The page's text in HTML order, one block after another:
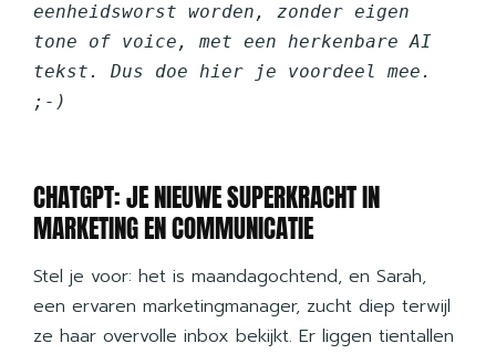
eenheidsworst worden, zonder eigen
tone of voice, met een herkenbare AI
tekst. Dus doe hier je voordeel mee.
;-)
CHATGPT: JE NIEUWE SUPERKRACHT IN
MARKETING EN COMMUNICATIE
Stel je voor: het is maandagochtend, en Sarah,
een ervaren marketingmanager, zucht diep terwijl
ze haar overvolle inbox bekijkt. Er liggen tientallen